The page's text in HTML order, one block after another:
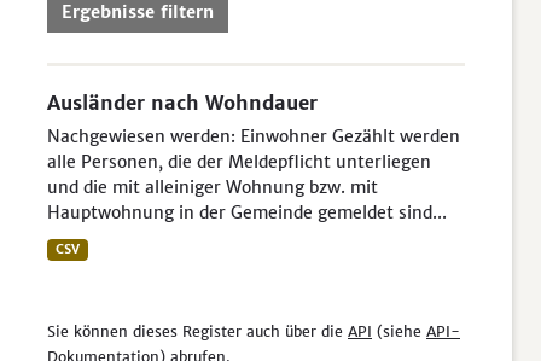
Ergebnisse filtern
Ausländer nach Wohndauer
Nachgewiesen werden: Einwohner Gezählt werden
alle Personen, die der Meldepflicht unterliegen
und die mit alleiniger Wohnung bzw. mit
Hauptwohnung in der Gemeinde gemeldet sind...
CSV
Sie können dieses Register auch über die API (siehe API-
Dokumentation) abrufen.